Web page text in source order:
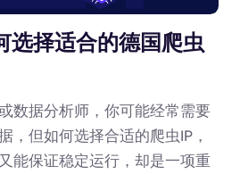
选择适合的德国爬虫
数据分析师，你可能经常需要
，但如何选择合适的爬虫IP，
能保证稳定运行，却是一项重